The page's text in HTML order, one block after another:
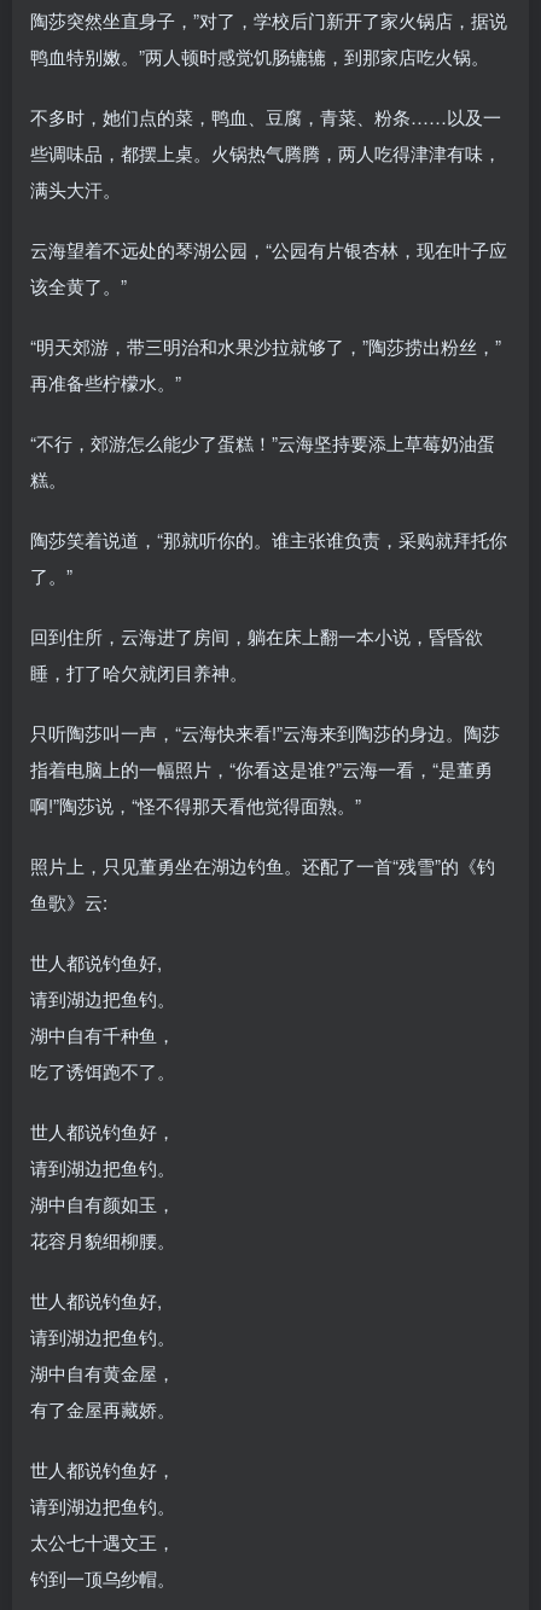
陶莎突然坐直身子，”对了，学校后门新开了家火锅店，据说
鸭血特别嫩。”两人顿时感觉饥肠辘辘，到那家店吃火锅。
不多时，她们点的菜，鸭血、豆腐，青菜、粉条……以及一
些调味品，都摆上桌。火锅热气腾腾，两人吃得津津有味，
满头大汗。
云海望着不远处的琴湖公园，“公园有片银杏林，现在叶子应
该全黄了。”
“明天郊游，带三明治和水果沙拉就够了，”陶莎捞出粉丝，”
再准备些柠檬水。”
“不行，郊游怎么能少了蛋糕！”云海坚持要添上草莓奶油蛋
糕。
陶莎笑着说道，“那就听你的。谁主张谁负责，采购就拜托你
了。”
回到住所，云海进了房间，躺在床上翻一本小说，昏昏欲
睡，打了哈欠就闭目养神。
只听陶莎叫一声，“云海快来看!”云海来到陶莎的身边。陶莎
指着电脑上的一幅照片，“你看这是谁?”云海一看，“是董勇
啊!”陶莎说，“怪不得那天看他觉得面熟。”
照片上，只见董勇坐在湖边钓鱼。还配了一首“残雪”的《钓
鱼歌》云:
世人都说钓鱼好,
请到湖边把鱼钓。
湖中自有千种鱼，
吃了诱饵跑不了。
世人都说钓鱼好，
请到湖边把鱼钓。
湖中自有颜如玉，
花容月貌细柳腰。
世人都说钓鱼好,
请到湖边把鱼钓。
湖中自有黄金屋，
有了金屋再藏娇。
世人都说钓鱼好，
请到湖边把鱼钓。
太公七十遇文王，
钓到一顶乌纱帽。